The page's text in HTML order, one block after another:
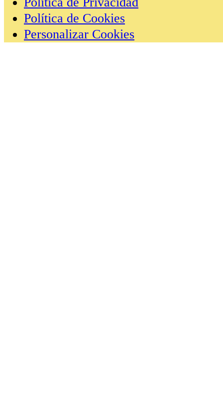
Política de Cookies
Personalizar Cookies